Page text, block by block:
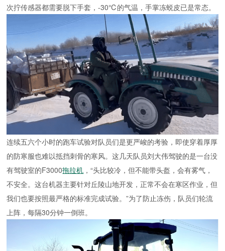
次拧传感器都需要脱下手套，-30℃的气温，手掌冻蜕皮已是常态。
连续五六个小时的跑车试验对队员们是更严峻的考验，即使穿着厚厚
的防寒服也难以抵挡刺骨的寒风。这几天队员刘大伟驾驶的是一台没
有驾驶室的F3000拖拉机 ，“头比较冷，但不能带头盔，会有雾气，
不安全。这台机器主要针对丘陵山地开发，正常不会在寒区作业，但
我们也要按照最严格的标准完成试验。”为了防止冻伤，队员们轮流
上阵，每隔30分钟一倒班。